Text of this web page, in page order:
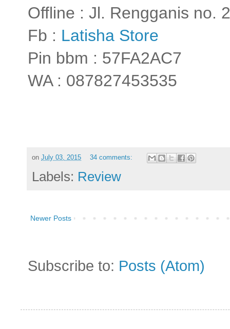
Offline : Jl. Rengganis no.
Fb : Latisha Store
Pin bbm : 57FA2AC7
WA : 087827453535
on July 03, 2015 34 comments:
Labels: Review
Newer Posts
Subscribe to: Posts (Atom)